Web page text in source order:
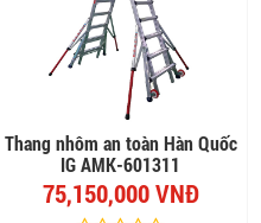
Thang nhôm an toàn Hàn Quốc
IG AMK-601311
75,150,000 VNĐ